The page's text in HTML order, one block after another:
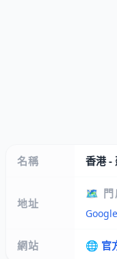
名稱 香港 -
地址
🗺️ 門
網站 🌐 官